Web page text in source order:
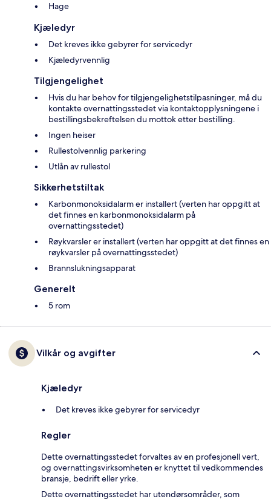
Hage
Kjæledyr
Det kreves ikke gebyrer for servicedyr
Kjæledyrvennlig
Tilgjengelighet
Hvis du har behov for tilgjengelighetstilpasninger, må du
kontakte overnattingsstedet via kontaktopplysningene i
bestillingsbekreftelsen du mottok etter bestilling.
Ingen heiser
Rullestolvennlig parkering
Utlån av rullestol
Sikkerhetstiltak
Karbonmonoksidalarm er installert (verten har oppgitt at
det finnes en karbonmonoksidalarm på
overnattingsstedet)
Røykvarsler er installert (verten har oppgitt at det finnes en
røykvarsler på overnattingsstedet)
Brannslukningsapparat
Generelt
5 rom
Vilkår og avgifter
Kjæledyr
Det kreves ikke gebyrer for servicedyr
Regler
Dette overnattingsstedet forvaltes av en profesjonell vert,
og overnattingsvirksomheten er knyttet til vedkommendes
bransje, bedrift eller yrke.
Dette overnattingsstedet har utendørsområder, som